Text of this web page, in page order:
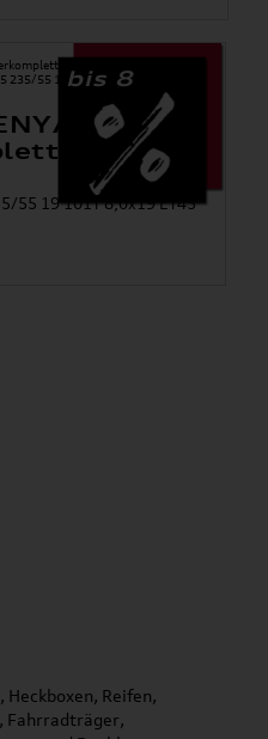
bis 8
iV 19
55 19 101T 8,0x19 ET45
Reifen,
Fahrradträger,